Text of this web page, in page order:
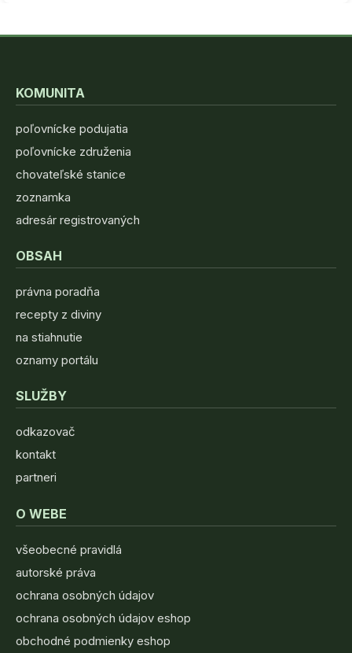
KOMUNITA
poľovnícke podujatia
poľovnícke združenia
chovateľské stanice
zoznamka
adresár registrovaných
OBSAH
právna poradňa
recepty z diviny
na stiahnutie
oznamy portálu
SLUŽBY
odkazovač
kontakt
partneri
O WEBE
všeobecné pravidlá
autorské práva
ochrana osobných údajov
ochrana osobných údajov eshop
obchodné podmienky eshop